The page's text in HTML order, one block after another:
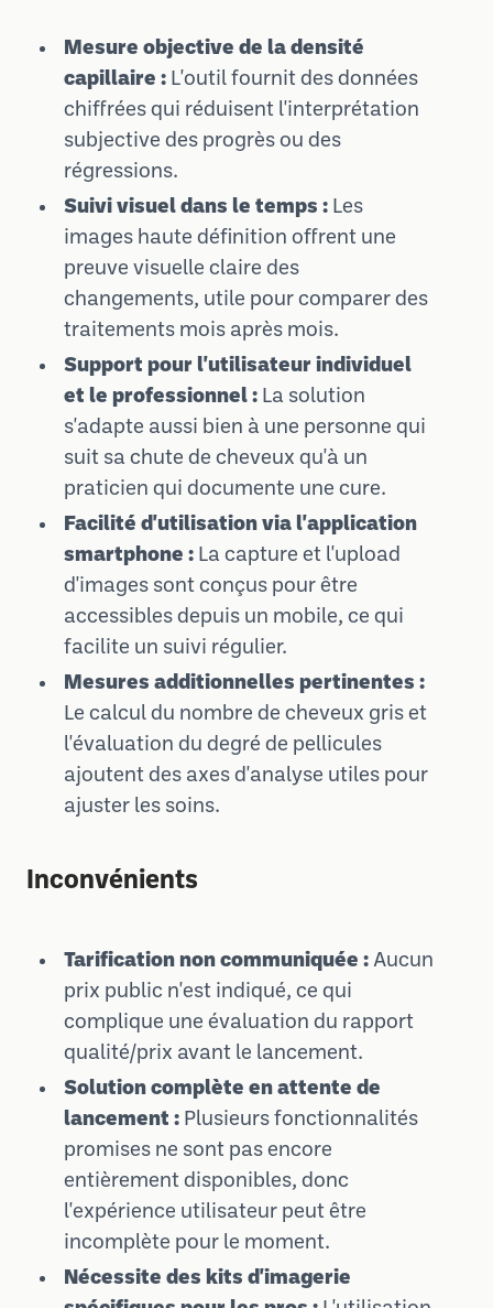
Mesure objective de la densité
capillaire : L'outil fournit des données
chiffrées qui réduisent l'interprétation
subjective des progrès ou des
régressions.
Suivi visuel dans le temps : Les
images haute définition offrent une
preuve visuelle claire des
changements, utile pour comparer des
traitements mois après mois.
Support pour l'utilisateur individuel
et le professionnel : La solution
s'adapte aussi bien à une personne qui
suit sa chute de cheveux qu'à un
praticien qui documente une cure.
Facilité d'utilisation via l'application
smartphone : La capture et l'upload
d'images sont conçus pour être
accessibles depuis un mobile, ce qui
facilite un suivi régulier.
Mesures additionnelles pertinentes :
Le calcul du nombre de cheveux gris et
l'évaluation du degré de pellicules
ajoutent des axes d'analyse utiles pour
ajuster les soins.
Inconvénients
Tarification non communiquée : Aucun
prix public n'est indiqué, ce qui
complique une évaluation du rapport
qualité/prix avant le lancement.
Solution complète en attente de
lancement : Plusieurs fonctionnalités
promises ne sont pas encore
entièrement disponibles, donc
l'expérience utilisateur peut être
incomplète pour le moment.
Nécessite des kits d'imagerie